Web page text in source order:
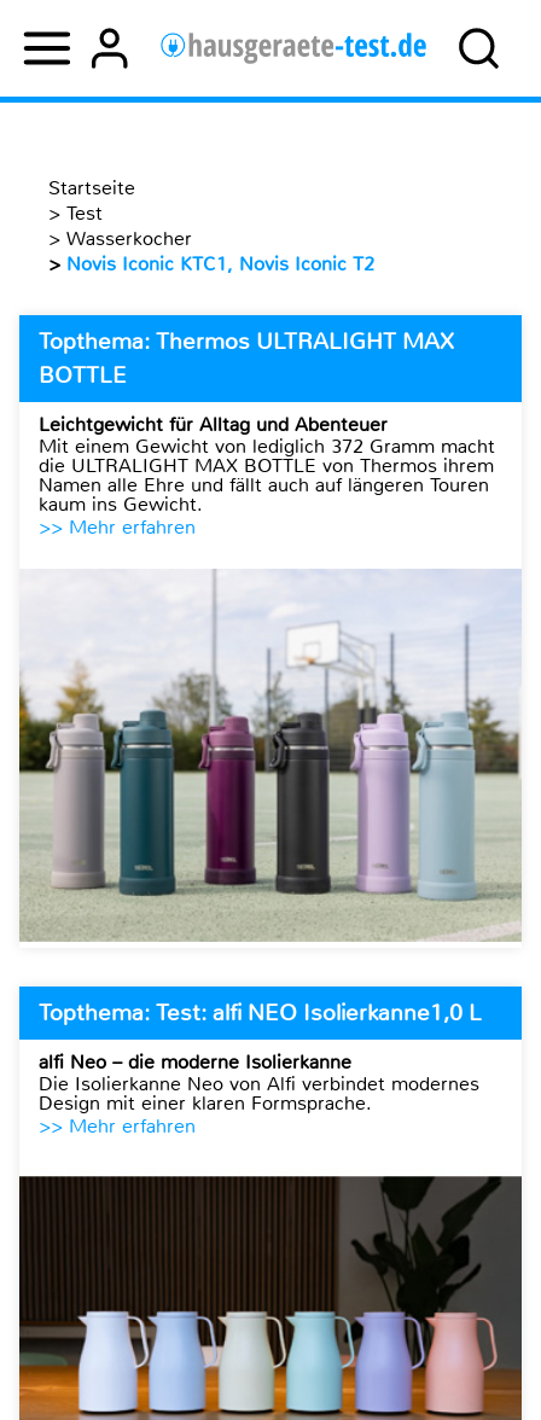
Startseite
> Test
> Wasserkocher
> Novis Iconic KTC1, Novis Iconic T2
Topthema: Thermos ULTRALIGHT MAX
BOTTLE
Leichtgewicht für Alltag und Abenteuer
Mit einem Gewicht von lediglich 372 Gramm macht
die ULTRALIGHT MAX BOTTLE von Thermos ihrem
Namen alle Ehre und fällt auch auf längeren Touren
kaum ins Gewicht.
>> Mehr erfahren
Topthema: Test: alfi NEO Isolierkanne1,0 L
alfi Neo – die moderne Isolierkanne
Die Isolierkanne Neo von Alfi verbindet modernes
Design mit einer klaren Formsprache.
>> Mehr erfahren